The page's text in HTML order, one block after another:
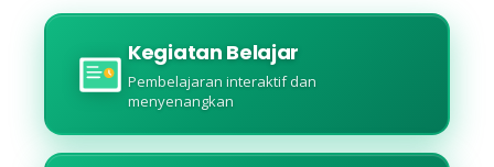
Kegiatan Belajar
Pembelajaran interaktif dan
menyenangkan